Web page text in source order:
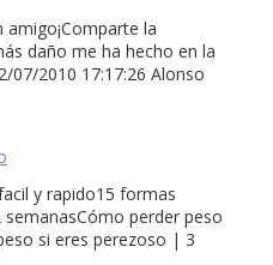
la
daño me ha hecho en la
07/2010 17:17:26 Alonso
y rapido15 formas
perder peso
si eres perezoso | 3